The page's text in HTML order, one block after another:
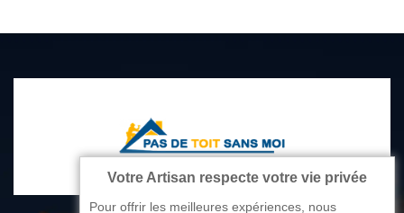
Votre Artisan respecte votre vie privée
Pour offrir les meilleures expériences, nous